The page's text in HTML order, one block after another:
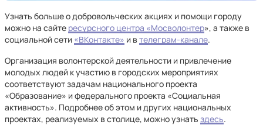
Узнать больше о добровольческих акциях и помощи городу
можно на сайте ресурсного центра «Мосволонтер», а также в
социальной сети «ВКонтакте» и в телеграм-канале.
Организация волонтерской деятельности и привлечение
молодых людей к участию в городских мероприятиях
соответствуют задачам национального проекта
«Образование» и федерального проекта «Социальная
активность». Подробнее об этом и других национальных
проектах, реализуемых в столице, можно узнать здесь.